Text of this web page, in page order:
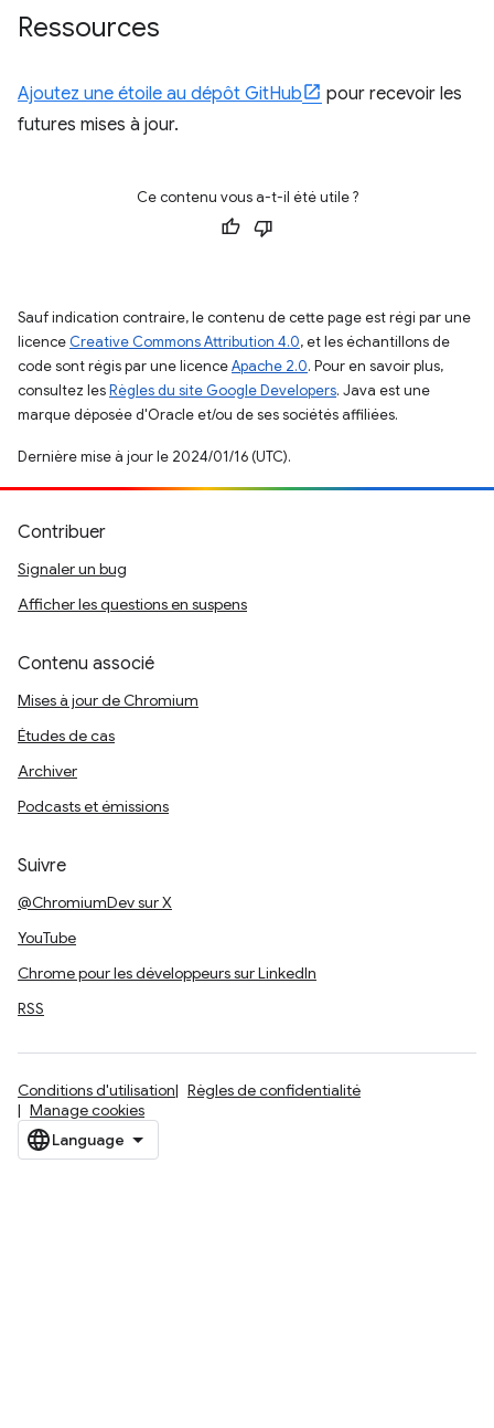
Ressources
Ajoutez une étoile au dépôt GitHub
pour recevoir les
futures mises à jour.
Ce contenu vous a-t-il été utile ?
Sauf indication contraire, le contenu de cette page est régi par une
licence Creative Commons Attribution 4.0, et les échantillons de
code sont régis par une licenceApache 2.0. Pour en savoir plus,
consultez lesRègles du site Google Developers. Java est une
marque déposée d'Oracle et/ou de ses sociétés affiliées.
Dernière mise à jour le 2024/01/16 (UTC).
Contribuer
Signaler un bug
Afficher les questions en suspens
Contenu associé
Mises à jour de Chromium
Études de cas
Archiver
Podcasts et émissions
Suivre
@ChromiumDev sur X
YouTube
Chrome pour les développeurs sur LinkedIn
RSS
Conditions d'utilisation
Règles de confidentialité
Manage cookies